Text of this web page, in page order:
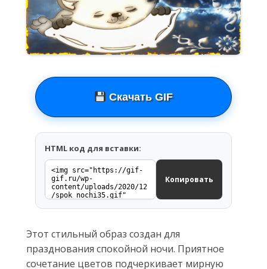
Скачать GIF
HTML код для вставки:
Копировать
Этот стильный образ создан для
празднования спокойной ночи. Приятное
сочетание цветов подчеркивает мирную